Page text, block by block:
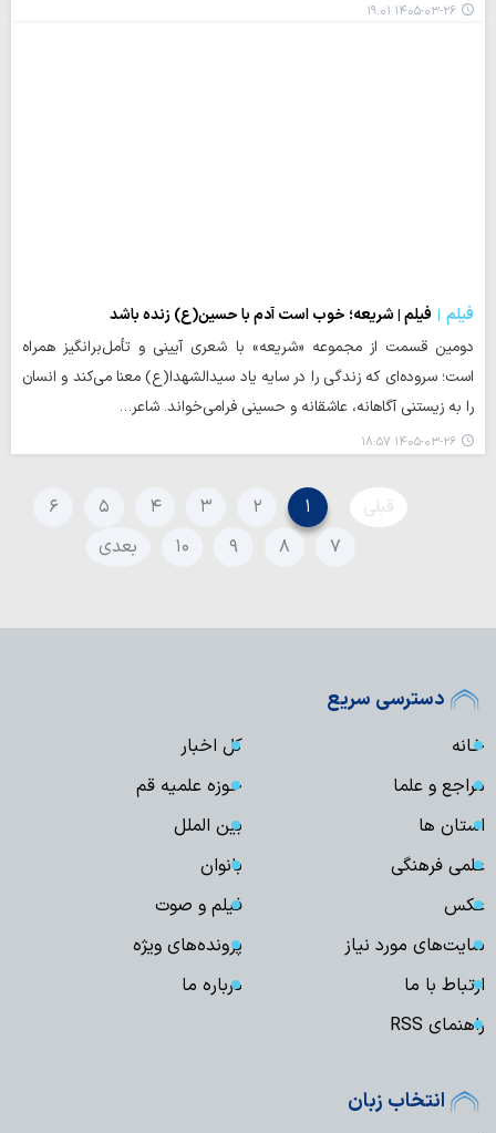
۱۴۰۵-۰۳-۲۶ ۱۹:۰۱
فیلم
فیلم | شریعه؛ خوب است آدم با حسین(ع) زنده باشد
دومین قسمت از مجموعه «شریعه» با شعری آیینی و تأمل‌برانگیز همراه
است؛ سروده‌ای که زندگی را در سایه یاد سیدالشهدا(ع) معنا می‌کند و انسان
را به زیستنی آگاهانه، عاشقانه و حسینی فرامی‌خواند. شاعر…
۱۴۰۵-۰۳-۲۶ ۱۸:۵۷
قبلی ۱ ۲ ۳ ۴ ۵
۶
۷
۸ ۹ ۱۰ بعدی
دسترسی سریع
خانه
کل اخبار
مراجع و علما
حوزه علمیه قم
استان ها
بین الملل
علمی فرهنگی
بانوان
عکس
فیلم و صوت
سایت‌های مورد نیاز
پرونده‌های ویژه
ارتباط با ما
درباره ما
راهنمای RSS
انتخاب زبان